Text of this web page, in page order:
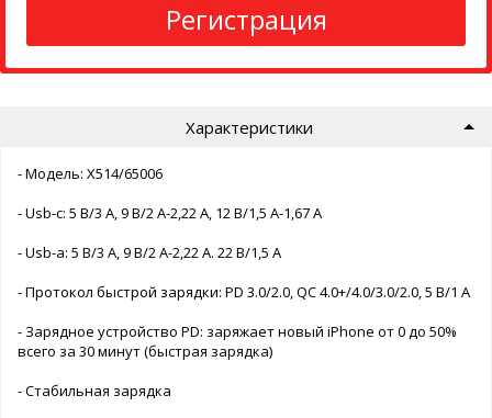
Регистрация
Характеристики
- Модель: X514/65006
- Usb-c: 5 В/3 А, 9 В/2 А-2,22 А, 12 В/1,5 А-1,67 А
- Usb-a: 5 В/3 А, 9 В/2 А-2,22 А. 22 В/1,5 А
- Протокол быстрой зарядки: PD 3.0/2.0, QC 4.0+/4.0/3.0/2.0, 5 В/1 А
- Зарядное устройство PD: заряжает новый iPhone от 0 до 50%
всего за 30 минут (быстрая зарядка)
- Стабильная зарядка